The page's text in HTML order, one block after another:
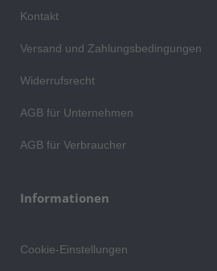
Kontakt
Versand und Zahlungsbedingungen
Widerrufsrecht
AGB für Unternehmen
AGB für Verbraucher
Informationen
Cookie-Einstellungen